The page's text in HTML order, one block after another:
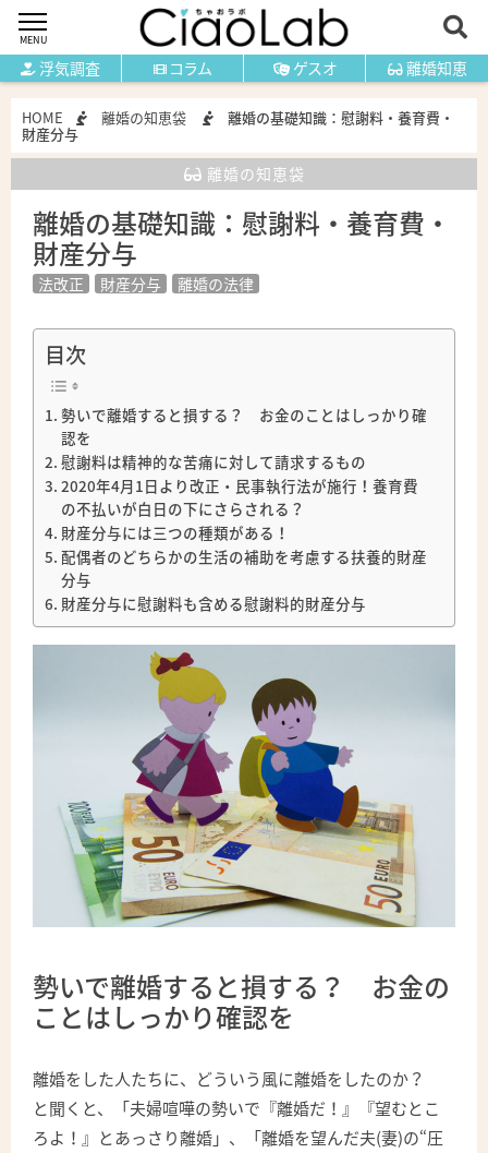
浮気調査 コラム ゲスオ 離婚知恵
MENU
HOME 離婚の知恵袋 離婚の基礎知識：慰謝料・養育費・
財産分与
離婚の知恵袋
離婚の基礎知識：慰謝料・養育費・
財産分与
法改正 財産分与 離婚の法律
目次
勢いで離婚すると損する？ お金のことはしっかり確
認を
慰謝料は精神的な苦痛に対して請求するもの
2020年4月1日より改正・民事執行法が施行！養育費
の不払いが白日の下にさらされる？
財産分与には三つの種類がある！
配偶者のどちらかの生活の補助を考慮する扶養的財産
分与
財産分与に慰謝料も含める慰謝料的財産分与
勢いで離婚すると損する？ お金の
ことはしっかり確認を
離婚をした人たちに、どういう風に離婚をしたのか？
と聞くと、「夫婦喧嘩の勢いで『離婚だ！』『望むとこ
ろよ！』とあっさり離婚」、「離婚を望んだ夫(妻)の“圧